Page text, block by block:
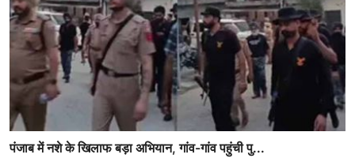
पंजाब में नशे के खिलाफ बड़ा अभियान, गांव-गांव पहुंची पु...